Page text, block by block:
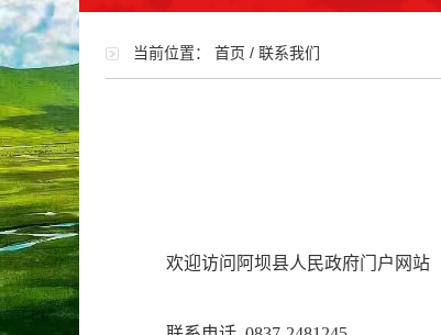
当前位置： 首页 / 联系我们
欢迎访问阿坝县人民政府门户网站